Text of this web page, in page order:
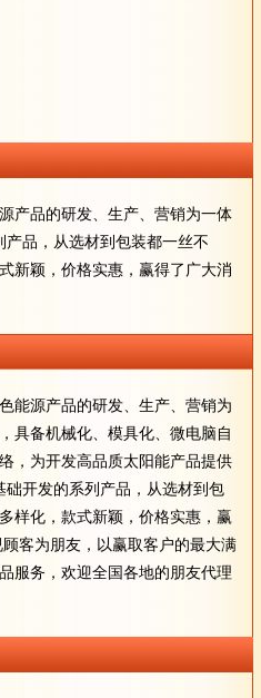
产品的研发、生产、营销为一体
产品，从选材到包装都一丝不
新颖，价格实惠，赢得了广大消
源产品的研发、生产、营销为
具备机械化、模具化、微电脑自
，为开发高品质太阳能产品提供
开发的系列产品，从选材到包
样化，款式新颖，价格实惠，赢
为朋友，以赢取客户的最大满
服务，欢迎全国各地的朋友代理